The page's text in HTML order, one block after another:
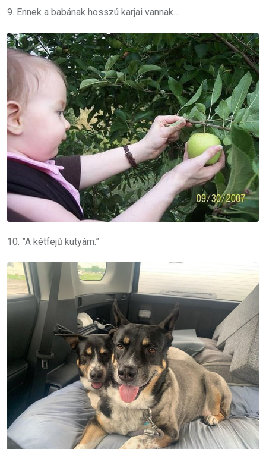
9. Ennek a babának hosszú karjai vannak…
10. ”A kétfejű kutyám.”